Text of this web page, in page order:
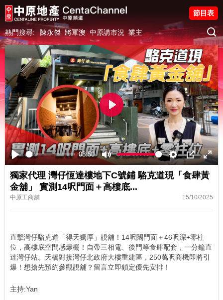
熱門搜尋: 陳永傑 將軍澳 中原講市況 業主
節目表
Play
03:50
Mute Settings
PIP
Play
獨家代理 灣仔恆達樓地下C號鋪 駱克道現「食肆黃
金舖」 實測14呎門面＋高樓底...
中原工商舖 15/10/2025
直擊灣仔駱克道「得天獨厚」靚舖！14呎闊門面＋46呎深+零柱
位，高樓底空間感爆棚！自帶三相電、後門等食肆配套，一分鐘直
達灣仔站。天橋對接灣仔北政府大樓重建區，250萬呎商機即將引
爆！想搶先預約參觀靚舖？留言立即鎖定優先安排！
主持:Yan